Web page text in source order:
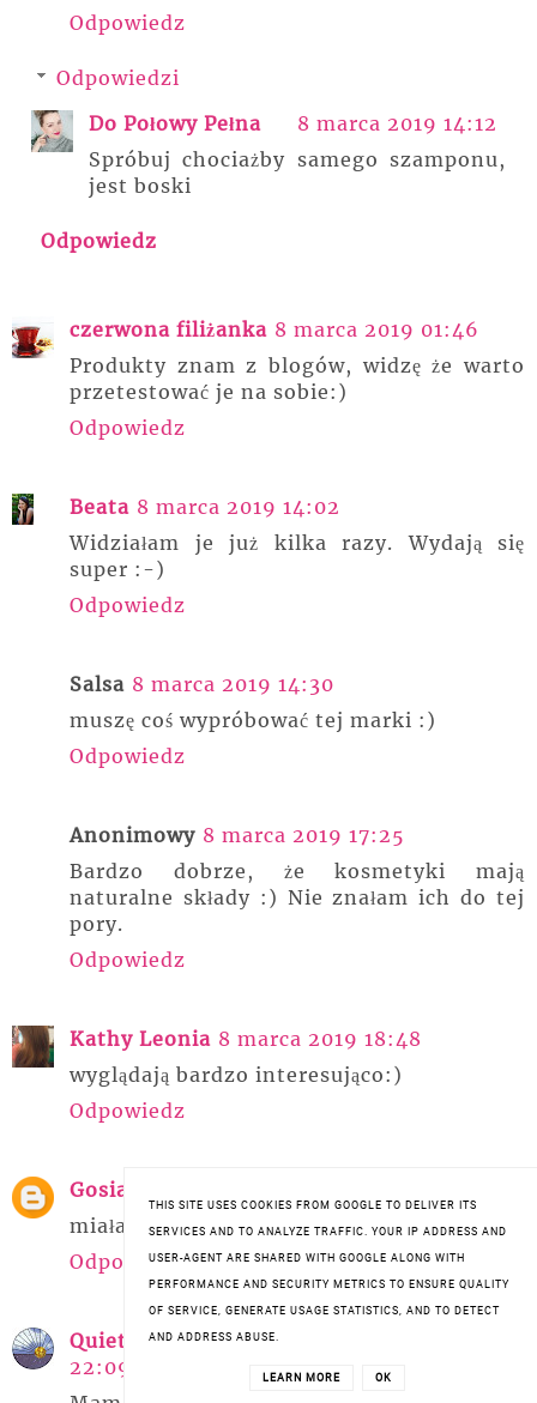
Odpowiedz
Odpowiedzi
Do Połowy Pełna
8 marca 2019 14:12
Spróbuj chociażby samego szamponu,
jest boski
Odpowiedz
czerwona filiżanka 8 marca 2019 01:46
Produkty znam z blogów, widzę że warto
przetestować je na sobie:)
Odpowiedz
Beata 8 marca 2019 14:02
Widziałam je już kilka razy. Wydają się
super :-)
Odpowiedz
Salsa 8 marca 2019 14:30
muszę coś wypróbować tej marki :)
Odpowiedz
Anonimowy 8 marca 2019 17:25
Bardzo dobrze, że kosmetyki mają
naturalne składy :) Nie znałam ich do tej
pory.
Odpowiedz
Kathy Leonia 8 marca 2019 18:48
wyglądają bardzo interesująco:)
Odpowiedz
Gosia testuje
miałam tą odżywkę. Fajna
Odpowiedz
Quiet and Sun by Alexa
22:09
THIS SITE USES COOKIES FROM GOOGLE TO DELIVER ITS
SERVICES AND TO ANALYZE TRAFFIC. YOUR IP ADDRESS AND
USER-AGENT ARE SHARED WITH GOOGLE ALONG WITH
PERFORMANCE AND SECURITY METRICS TO ENSURE QUALITY
OF SERVICE, GENERATE USAGE STATISTICS, AND TO DETECT
AND ADDRESS ABUSE.
LEARN MORE OK